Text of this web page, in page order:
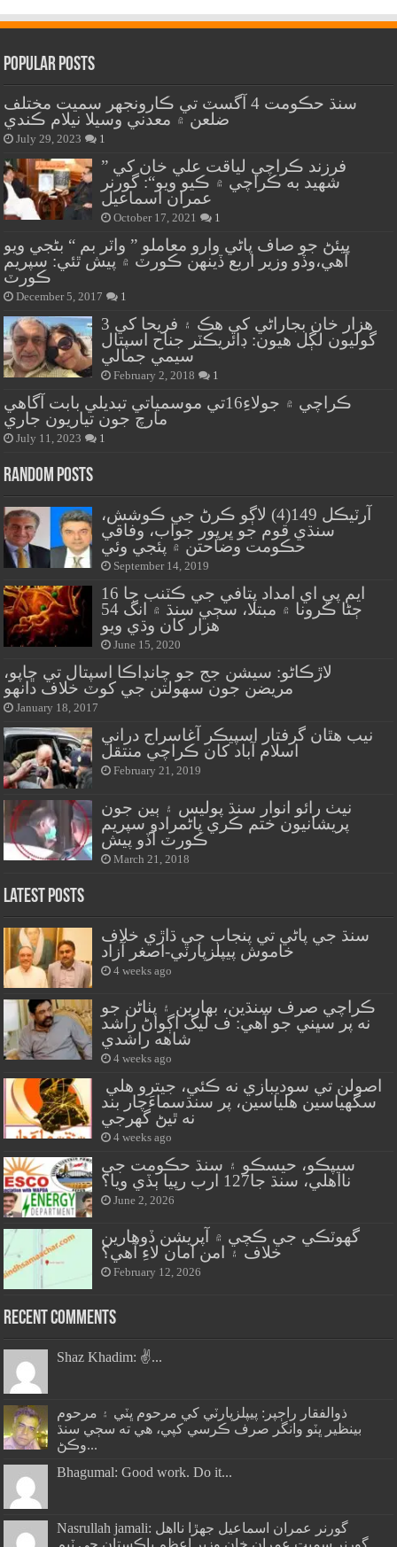
Popular Posts
سنڌ حڪومت 4 آگسٽ تي ڪارونجهر سميت مختلف
ضلعن ۾ معدني وسيلا نيلام ڪندي
July 29, 2023 1
” فرزند ڪراچي لياقت علي خان کي
شهيد به ڪراچي ۾ ڪيو ويو“: گورنر
عمران اسماعيل
October 17, 2021 1
پيئڻ جو صاف پاڻي وارو معاملو ” واٽر بم “ بڻجي ويو
آهي،وڏو وزير اربع ڏينهن ڪورٽ ۾ پيش ٿئي: سپريم
ڪورٽ
December 5, 2017 1
هزار خان بجاراڻي کي هڪ ۽ فريحا کي 3
گوليون لڳل هيون: ڊائريڪٽر جناح اسپتال
سيمي جمالي
February 2, 2018 1
ڪراچي ۾ جولاءِ16تي موسمياتي تبديلي بابت آگاهي
مارچ جون تياريون جاري
July 11, 2023 1
Random Posts
آرٽيڪل 149(4) لاڳو ڪرڻ جي ڪوشش،
سنڌي قوم جو ڀرپور جواب، وفاقي
حڪومت وضاحتن ۾ پئجي وئي
September 14, 2019
ايم پي اي امداد پتافي جي ڪٽنب جا 16
ڄڻا ڪرونا ۾ مبتلا، سڄي سنڌ ۾ انگ 54
هزار کان وڌي ويو
June 15, 2020
لاڙڪاڻو: سيشن جج جو چانڊاڪا اسپتال تي ڇاپو،
مريضن جون سهولتن جي کوٽ خلاف دانهو
January 18, 2017
نيب هٿان گرفتار اسپيڪر آغاسراج دراني
اسلام آباد کان ڪراچي منتقل
February 21, 2019
نيٺ رائو انوار سنڌ پوليس ۽ ٻين جون
پريشانيون ختم ڪري پاڻمرادو سپريم
ڪورٽ آڏو پيش
March 21, 2018
Latest Posts
سنڌ جي پاڻي تي پنجاب جي ڌاڙي خلاف
خاموش پيپلزپارٽي-اصغر آزاد
4 weeks ago
ڪراچي صرف سنڌين، بهارين ۽ پٺاڻن جو
نه پر سڀني جو آهي: ف ليگ اڳواڻ راشد
شاهه راشدي
4 weeks ago
سگهياسين هلياسين، پر سنڌسماءَچار بند
نه ٿيڻ گهرجي
4 weeks ago
سيپڪو، حيسڪو ۽ سنڌ حڪومت جي
نااهلي، سنڌ جا127 ارب رپيا ٻڏي ويا؟
June 2, 2026
گهوٽڪي جي ڪچي ۾ آپريشن ڏوهارين
خلاف ۽ امن امان لاءِ آهي؟
February 12, 2026
Recent Comments
Shaz Khadim: ✌️...
ذوالفقار راڄپر: پيپلزپارٽي کي مرحوم ڀٽي ۽ مرحوم
بينظير ڀٽو وانگر صرف ڪرسي کپي، هي ته سڄي سنڌ
وڪڻ...
Bhagumal: Good work. Do it...
Nasrullah jamali: گورنر عمران اسماعيل جھڙا نااهل
گورنر سميت عمران خان وزير اعظم پاڪستان جي ٽيم